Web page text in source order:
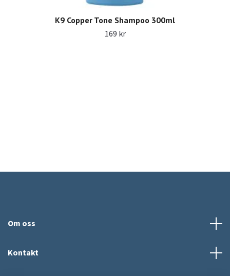
K9 Copper Tone Shampoo 300ml
169 kr
Om oss
Kontakt